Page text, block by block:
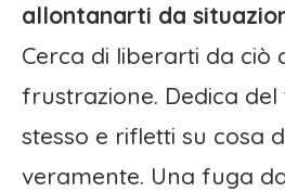
allontanarti da
Cerca di liberarti da ciò
frustrazione. Dedica
stesso e rifletti su cosa
veramente. Una fuga